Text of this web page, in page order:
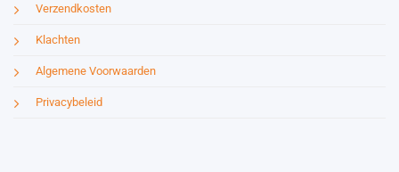
Verzendkosten
Klachten
Algemene Voorwaarden
Privacybeleid